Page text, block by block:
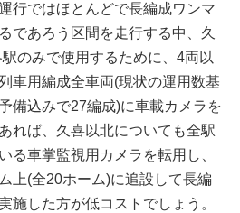
行ではほとんどで長編成ワンマ
であろう区間を走行する中、久
のみで使用するために、4両以
車用編成全車両(現状の運用数基
備込みで27編成)に車載カメラを
れば、久喜以北についても全駅
る車掌監視用カメラを転用し、
上(全20ホーム)に追設して長編
施した方が低コストでしょう。